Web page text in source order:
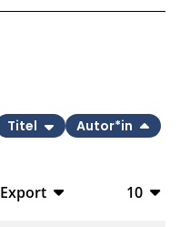
Export
10
Titel
Autor*in